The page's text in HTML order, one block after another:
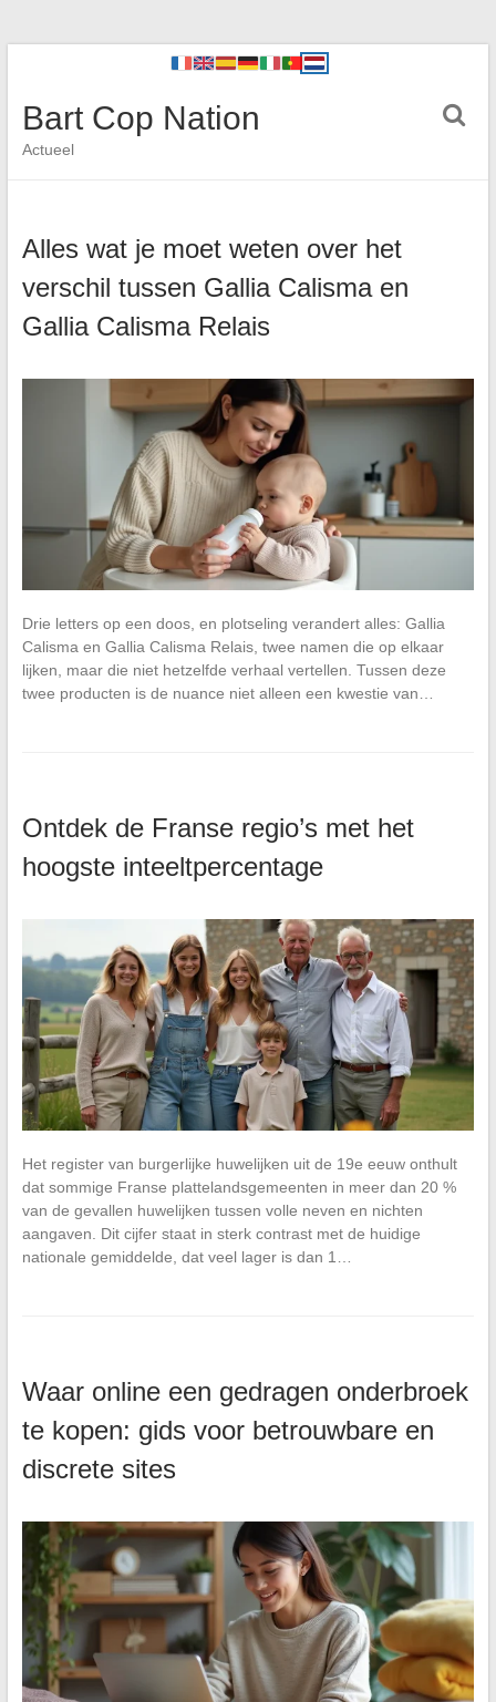
Bart Cop Nation
Actueel
Alles wat je moet weten over het
verschil tussen Gallia Calisma en
Gallia Calisma Relais
Drie letters op een doos, en plotseling verandert alles: Gallia
Calisma en Gallia Calisma Relais, twee namen die op elkaar
lijken, maar die niet hetzelfde verhaal vertellen. Tussen deze
twee producten is de nuance niet alleen een kwestie van…
Ontdek de Franse regio’s met het
hoogste inteeltpercentage
Het register van burgerlijke huwelijken uit de 19e eeuw onthult
dat sommige Franse plattelandsgemeenten in meer dan 20 %
van de gevallen huwelijken tussen volle neven en nichten
aangaven. Dit cijfer staat in sterk contrast met de huidige
nationale gemiddelde, dat veel lager is dan 1…
Waar online een gedragen onderbroek
te kopen: gids voor betrouwbare en
discrete sites